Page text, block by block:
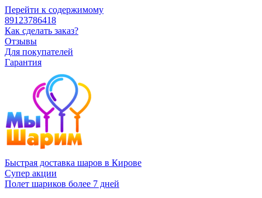
Перейти к содержимому
89123786418
Как сделать заказ?
Отзывы
Для покупателей
Гарантия
Быстрая доставка шаров в Кирове
Супер акции
Полет шариков более 7 дней